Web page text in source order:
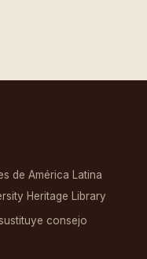
de América Latina
Heritage Library
consejo